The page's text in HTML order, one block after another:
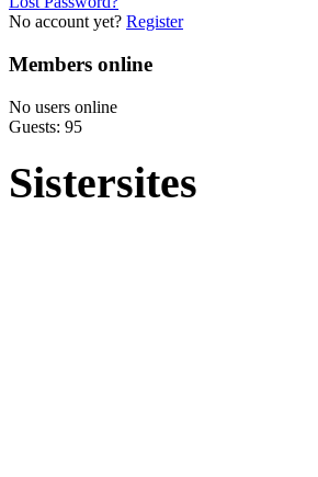
No account yet? Register
Members online
No users online
Guests: 95
Sistersites